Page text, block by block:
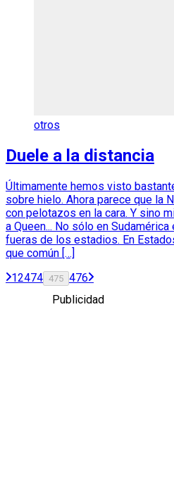
otros
Duele a la distancia
Últimamente hemos visto
sobre hielo. Ahora parece que la
con pelotazos en la cara. Y sino
a Queen... No sólo en
fueras de los estadios. En
que común […]
12474 475 476
Publicidad